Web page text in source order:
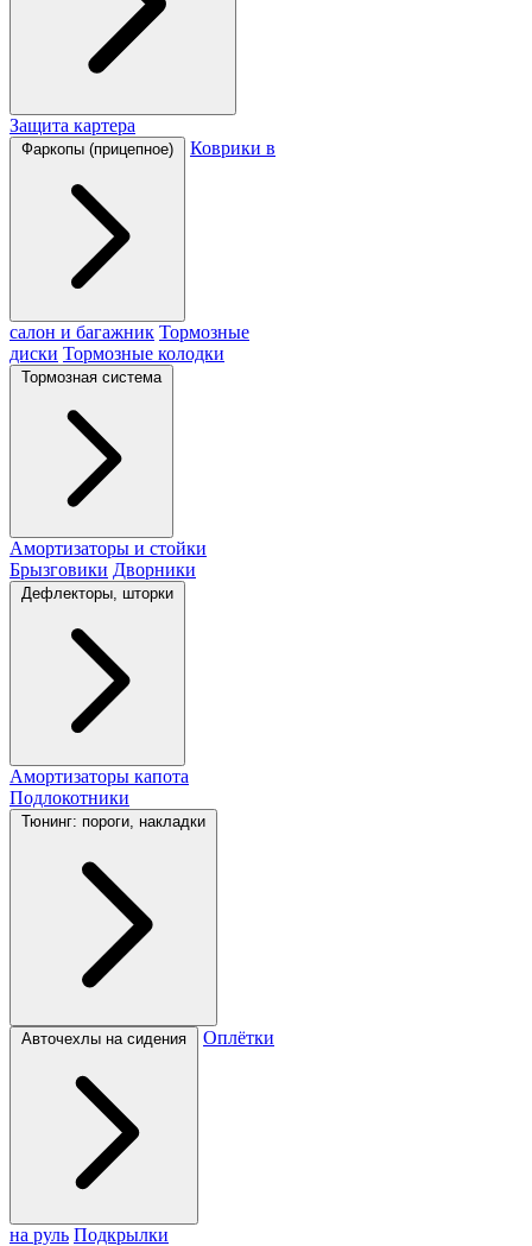
Защита картера
Фаркопы (прицепное) Коврики в
салон и багажник Тормозные
диски Тормозные колодки
Тормозная система
Амортизаторы и стойки
Брызговики Дворники
Дефлекторы, шторки
Амортизаторы капота
Подлокотники
Тюнинг: пороги, накладки
Авточехлы на сидения Оплётки
на руль Подкрылки